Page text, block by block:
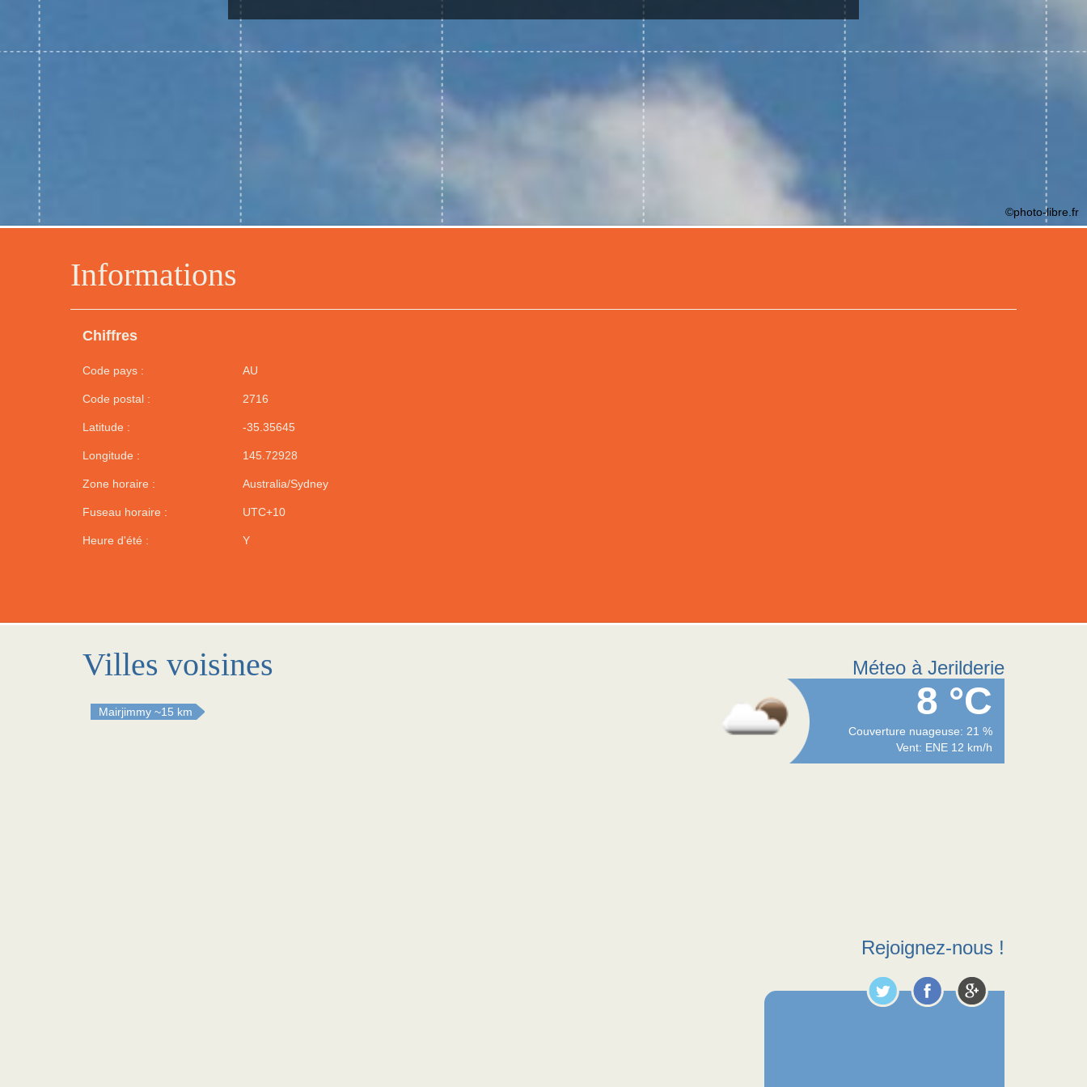
Informations
Chiffres
Code pays : AU
Code postal : 2716
Latitude : -35.35645
Longitude : 145.72928
Zone horaire : Australia/Sydney
Fuseau horaire : UTC+10
Heure d'été : Y
©photo-libre.fr
Villes voisines
Mairjimmy ~15 km
Méteo à Jerilderie
8 °C
Couverture nuageuse: 21 %
Vent: ENE 12 km/h
Rejoignez-nous !